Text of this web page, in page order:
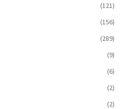
(121)
(156)
(289)
(9)
(6)
(2)
(2)